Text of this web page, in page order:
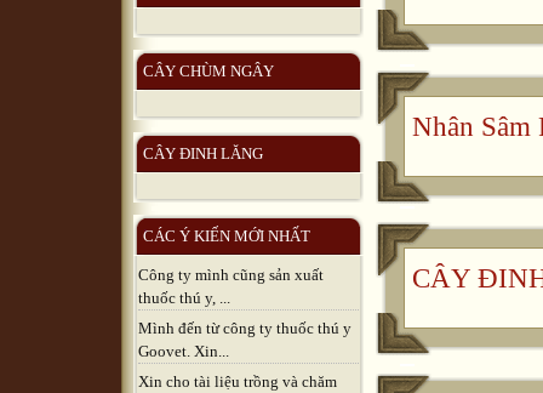
CÂY CHÙM NGÂY
CÂY ĐINH LĂNG
CÁC Ý KIẾN MỚI NHẤT
Công ty mình cũng sản xuất
thuốc thú y, ...
Mình đến từ công ty thuốc thú y
Goovet. Xin...
Xin cho tài liệu trồng và chăm
Nhân Sâm
CÂY